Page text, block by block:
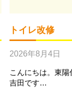
トイレ改修
2026年8月4日
こんにちは。東陽
吉田です…